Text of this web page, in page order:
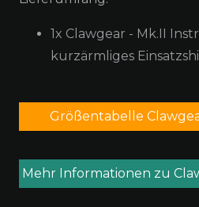
1x Clawgear - Mk.II
kurzärmliges
Größentabelle
Mehr Informationen zu